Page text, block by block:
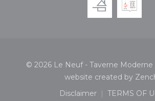
© 2026 Le Neuf - Taverne
website created by
Disclaimer
((opens in a new
TERMS OF